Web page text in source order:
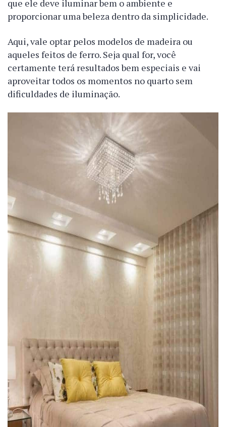
que ele deve iluminar bem o ambiente e
proporcionar uma beleza dentro da simplicidade.
Aqui, vale optar pelos modelos de madeira ou
aqueles feitos de ferro. Seja qual for, você
certamente terá resultados bem especiais e vai
aproveitar todos os momentos no quarto sem
dificuldades de iluminação.